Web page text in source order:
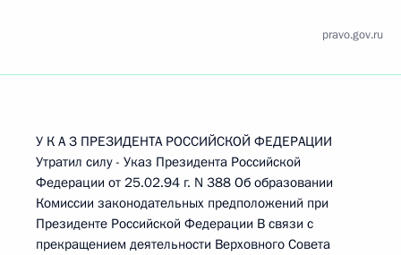
pravo.gov.ru
У К А З ПРЕЗИДЕНТА РОССИЙСКОЙ ФЕДЕРАЦИИ
Утратил силу - Указ Президента Российской
Федерации от 25.02.94 г. N 388 Об образовании
Комиссии законодательных предположений при
Президенте Российской Федерации В связи с
прекращением деятельности Верховного Совета